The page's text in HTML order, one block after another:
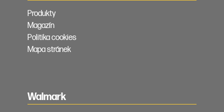
Produkty
Magazín
Politika cookies
Mapa stránek
Walmark